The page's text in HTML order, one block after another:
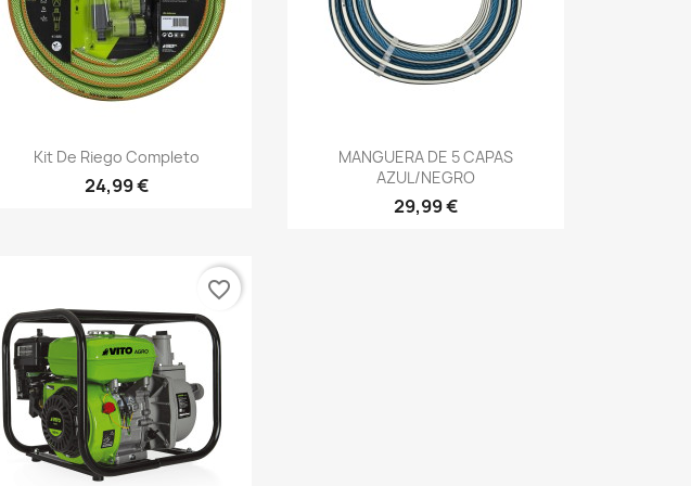
 Vista rápida
Kit De Riego Completo
24,99 €
 Vista rápida
MANGUERA DE 5 CAPAS
AZUL/NEGRO
29,99 €
favorite_border